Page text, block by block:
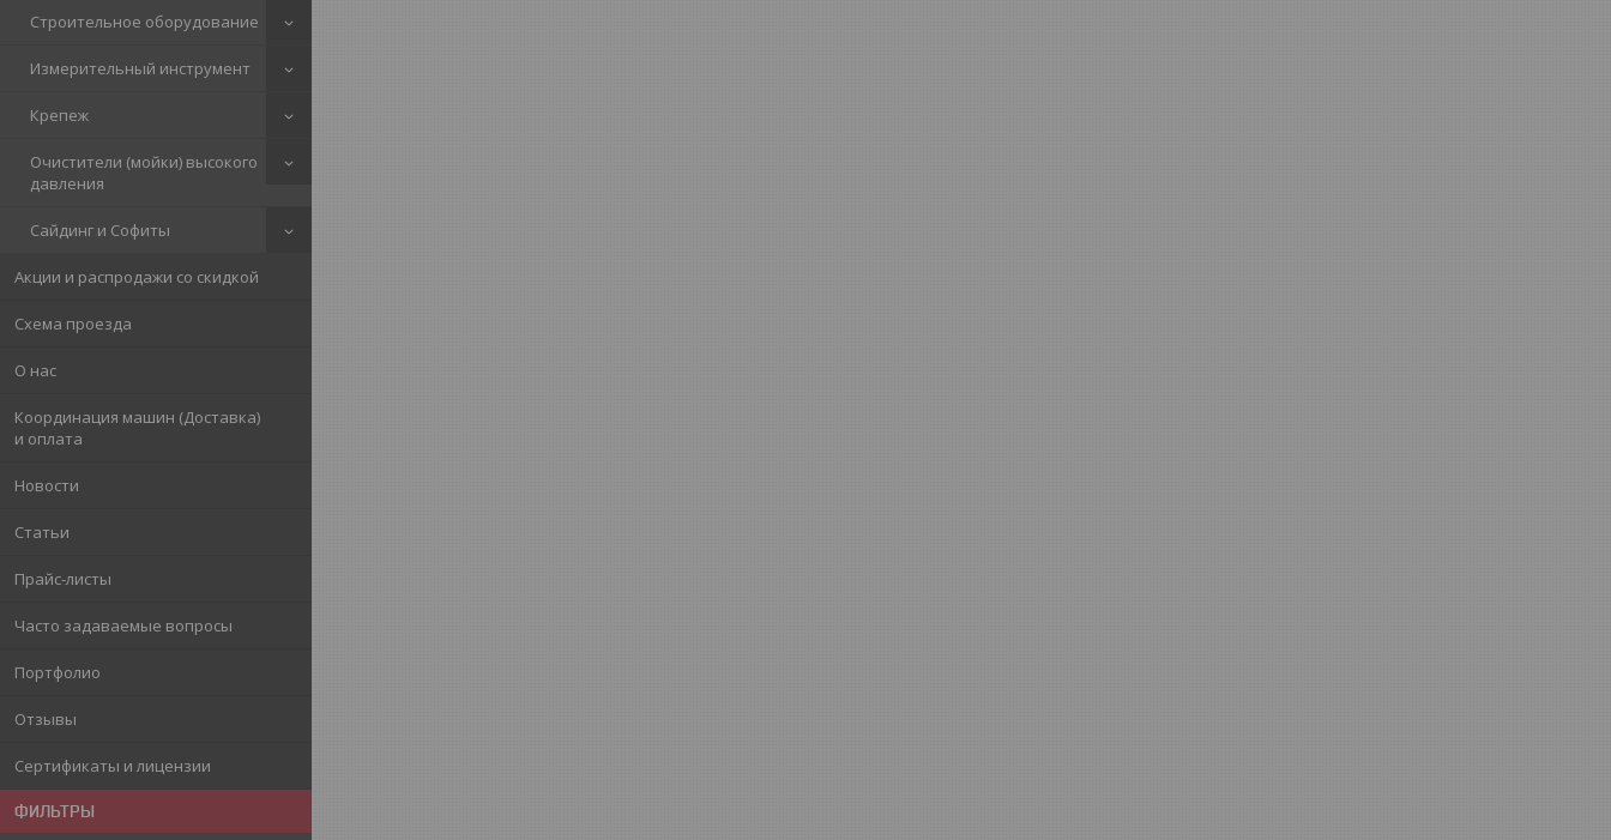
Строительное оборудование
Измерительный инструмент
Крепеж
Очистители (мойки) высокого
давления
Сайдинг и Софиты
Акции и распродажи со скидкой
Схема проезда
О нас
Координация машин (Доставка)
и оплата
Новости
Статьи
Прайс-листы
Часто задаваемые вопросы
Портфолио
Отзывы
Сертификаты и лицензии
ФИЛЬТРЫ